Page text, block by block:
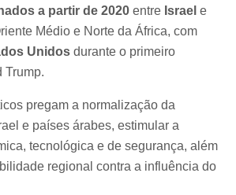
a partir de 2020 entre Israel e
Médio e Norte da África, com
Unidos durante o primeiro
Trump.
pregam a normalização da
e países árabes, estimular a
tecnológica e de segurança, além
regional contra a influência do